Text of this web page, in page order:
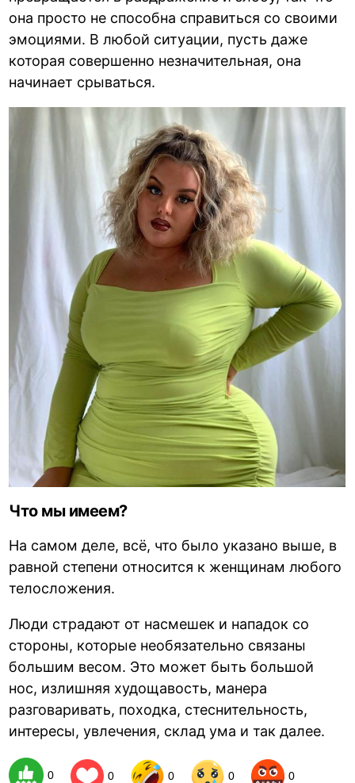
она просто не способна справиться со своими
эмоциями. В любой ситуации, пусть даже
которая совершенно незначительная, она
начинает срываться.
Что мы имеем?
На самом деле, всё, что было указано выше, в
равной степени относится к женщинам любого
телосложения.
Люди страдают от насмешек и нападок со
стороны, которые необязательно связаны
большим весом. Это может быть большой
нос, излишняя худощавость, манера
разговаривать, походка, стеснительность,
интересы, увлечения, склад ума и так далее.
0 0 0 0 0